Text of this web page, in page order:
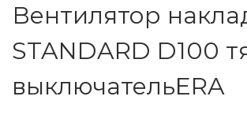
Вентилятор
STANDARD D100
выключательERA